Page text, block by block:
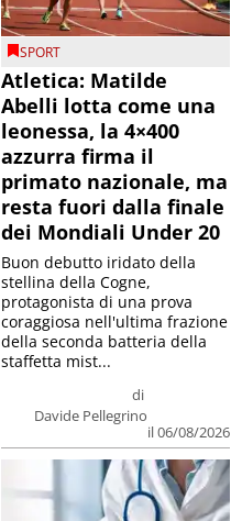
SPORT
Atletica: Matilde
Abelli lotta come una
leonessa, la 4×400
azzurra firma il
primato nazionale, ma
resta fuori dalla finale
dei Mondiali Under 20
di
Davide Pellegrino
il 06/08/2026
Buon debutto iridato della
stellina della Cogne,
protagonista di una prova
coraggiosa nell'ultima frazione
della seconda batteria della
staffetta mist...